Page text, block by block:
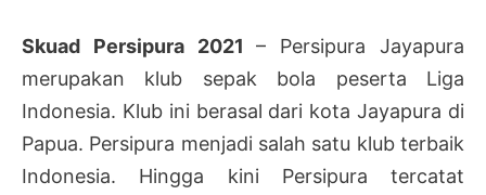
Skuad Persipura 2021– Persipura Jayapura
merupakan klub sepak bola peserta Liga
Indonesia. Klub ini berasal dari kota Jayapura di
Papua. Persipura menjadi salah satu klub terbaik
Indonesia. Hingga kini Persipura tercatat